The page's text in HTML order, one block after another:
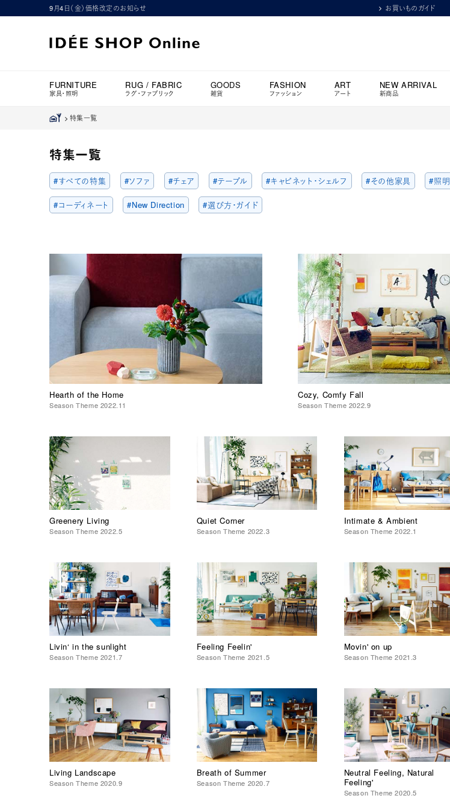
9月4日（金）価格改定のお知らせ お買いものガイド
FURNITURE
家具・照明
RUG / FABRIC
ラグ・ファブリック
GOODS
雑貨
FASHION
ファッション
ART
アート
NEW ARRIVAL
新商品
>特集一覧
特集一覧
#すべての特集 #ソファ #チェア #テーブル #キャビネット・シェルフ #その他家具 #照明
#コーディネート #New Direction #選び方・ガイド
Hearth of the Home
Season Theme 2022.11
Cozy, Comfy Fall
Season Theme 2022.9
Greenery Living
Season Theme 2022.5
Quiet Corner
Season Theme 2022.3
Intimate & Ambient
Season Theme 2022.1
Livin‘ in the sunlight
Season Theme 2021.7
Feeling Feelin'
Season Theme 2021.5
Movin' on up
Season Theme 2021.3
Living Landscape
Season Theme 2020.9
Breath of Summer
Season Theme 2020.7
Neutral Feeling, Natural
Feeling'
Season Theme 2020.5